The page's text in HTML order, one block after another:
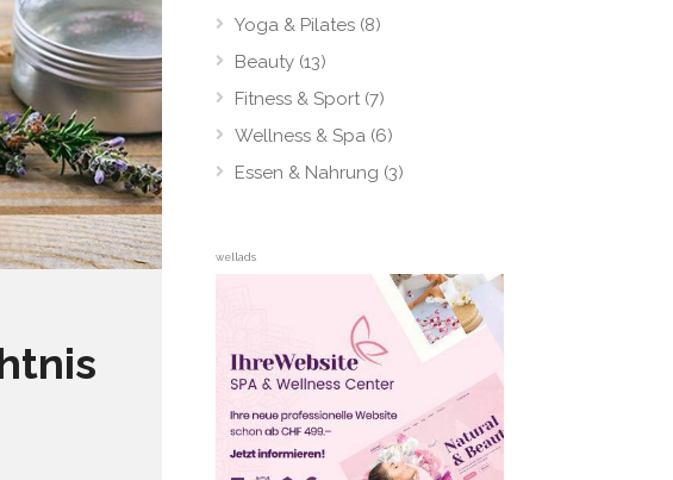
Yoga & Pilates(8)
Beauty(13)
Fitness & Sport(7)
Wellness & Spa(6)
Essen & Nahrung (3)
wellads